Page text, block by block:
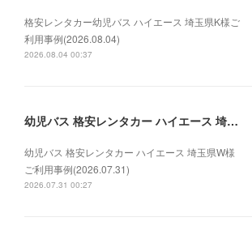
格安レンタカー幼児バス ハイエース 埼玉県K様ご
利用事例(2026.08.04)
2026.08.04 00:37
幼児バス 格安レンタカー ハイエース 埼玉県W様ご利用事例(2026.07.31)
幼児バス 格安レンタカー ハイエース 埼玉県W様
ご利用事例(2026.07.31)
2026.07.31 00:27